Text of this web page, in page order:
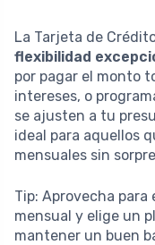
La Tarjeta de
flexibilidad
por pagar el monto
intereses, o
se ajusten a tu
ideal para aquellos
mensuales sin
Tip: Aprovecha
mensual y elige un
mantener un buen